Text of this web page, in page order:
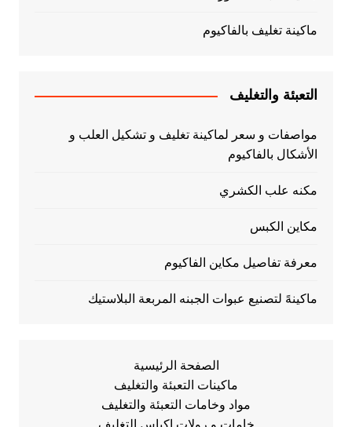
ماكينة تغليف بالفاكيوم
التعبئة والتغليف
مواصفات و سعر لماكينة تغليف و تشكيل العلب و
الأشكال بالفاكيوم
مكنه علب الكشري
مكاين الكبس
معرفة تفاصيل مكاين الفاكيوم
ماكينهً لتصنيع عبوات الجبنه المربعة البلاستيك
الصفحة الرئيسية
ماكينات التعبئة والتغليف
مواد وخامات التعبئة والتغليف